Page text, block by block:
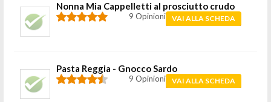
Nonna Mia Cappelletti al prosciutto crudo
9 Opinioni VAI ALLA SCHEDA
Pasta Reggia - Gnocco Sardo
9 Opinioni VAI ALLA SCHEDA